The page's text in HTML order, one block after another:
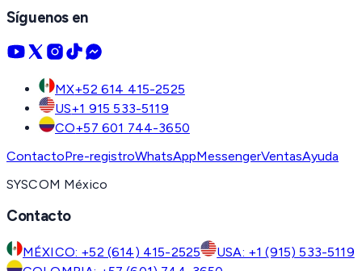
Síguenos en
MX+52 614 415-2525
US+1 915 533-5119
CO+57 601 744-3650
ContactoPre-registroWhatsAppMessengerVentasAyuda
SYSCOM México
Contacto
MÉXICO: +52 (614) 415-2525
USA: +1 (915) 533-5119